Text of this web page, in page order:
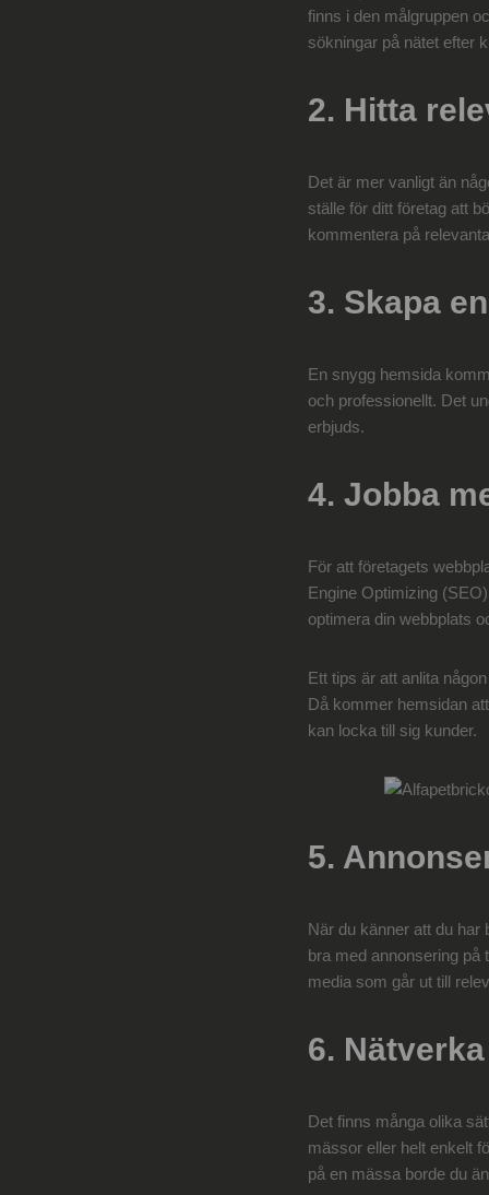
finns i den målgruppen
sökningar på nätet efter
2. Hitta
Det är mer vanligt än
ställe för ditt företag att
kommentera på
3. Skapa
En snygg hemsida
och professionellt. Det
erbjuds.
4. Jobba
För att företagets
Engine Optimizing
optimera din webbplats
Ett tips är att anlita
Då kommer hemsidan
kan locka till sig kunder.
5.
När du känner att du har
bra med annonsering
media som går ut till
6. Nätverka
Det finns många olika
mässor eller helt enkelt
på en mässa borde du